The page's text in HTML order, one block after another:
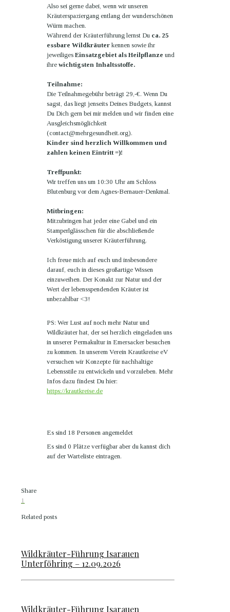
Also sei gerne dabei, wenn wir unseren
Kräuterspaziergang entlang der wunderschönen
Würm machen.
Während der Kräuterführung lernst Du ca. 25
essbare Wildkräuter kennen sowie ihr
jeweiliges Einsatzgebiet als Heilpflanze und
ihre wichtigsten Inhaltsstoffe.
Teilnahme:
Die Teilnahmegebühr beträgt 29,-€. Wenn Du
sagst, das liegt jenseits Deines Budgets, kannst
Du Dich gern bei mir melden und wir finden eine
Ausgleichsmöglichkeit
(contact@mehrgesundheit.org).
Kinder sind herzlich Willkommen und
zahlen keinen Eintritt =)!
Treffpunkt:
Wir treffen uns um 10:30 Uhr am Schloss
Blutenburg vor dem Agnes-Bernauer-Denkmal.
Mitbringen:
Mitzubringen hat jeder eine Gabel und ein
Stamperlglässchen für die abschließende
Verköstigung unserer Kräuterführung.
Ich freue mich auf euch und insbesondere
darauf, euch in dieses großartige Wissen
einzuweihen. Der Konakt zur Natur und der
Wert der lebensspendenden Kräuter ist
unbezahlbar <3!
PS: Wer Lust auf noch mehr Natur und
Wildkräuter hat, der sei herzlich eingeladen uns
in unserer Permakultur in Emersacker besuchen
zu kommen. In unserem Verein Krautkreise eV
versuchen wir Konzepte für nachhaltige
Lebensstile zu entwickeln und vorzuleben. Mehr
Infos dazu findest Du hier:
https://krautkreise.de
Es sind 18 Personen angemeldet
Es sind 0 Plätze verfügbar aber du kannst dich
auf der Warteliste eintragen.
Share
1
Related posts
Wildkräuter-Führung Isarauen
Unterföhring – 12.09.2026
Wildkräuter-Führung Isarauen